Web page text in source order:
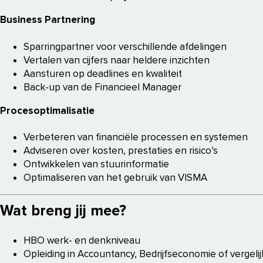
Business Partnering
Sparringpartner voor verschillende afdelingen
Vertalen van cijfers naar heldere inzichten
Aansturen op deadlines en kwaliteit
Back-up van de Financieel Manager
Procesoptimalisatie
Verbeteren van financiële processen en systemen
Adviseren over kosten, prestaties en risico’s
Ontwikkelen van stuurinformatie
Optimaliseren van het gebruik van VISMA
Wat breng jij mee?
HBO werk- en denkniveau
Opleiding in Accountancy, Bedrijfseconomie of